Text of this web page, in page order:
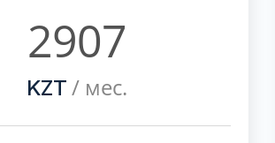
2907
KZT / мес.